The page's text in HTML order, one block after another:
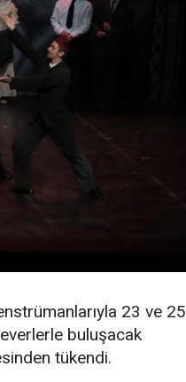
23 ve 25
buluşacak
tükendi.